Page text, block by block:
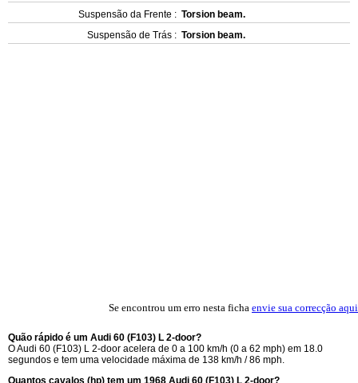
Suspensão da Frente : Torsion beam.
Suspensão de Trás : Torsion beam.
Se encontrou um erro nesta ficha envie sua correcção aqui
Quão rápido é um Audi 60 (F103) L 2-door?
O Audi 60 (F103) L 2-door acelera de 0 a 100 km/h (0 a 62 mph) em 18.0
segundos e tem uma velocidade máxima de 138 km/h / 86 mph.
Quantos cavalos (hp) tem um 1968 Audi 60 (F103) L 2-door?